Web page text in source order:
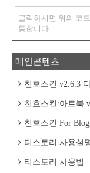
클릭하시면 위의 코
동합니다.
메인콘텐츠
친효스킨 v2.6.3
친효스킨:아트북
친효스킨 For
티스토리 사용설
티스토리 사용법